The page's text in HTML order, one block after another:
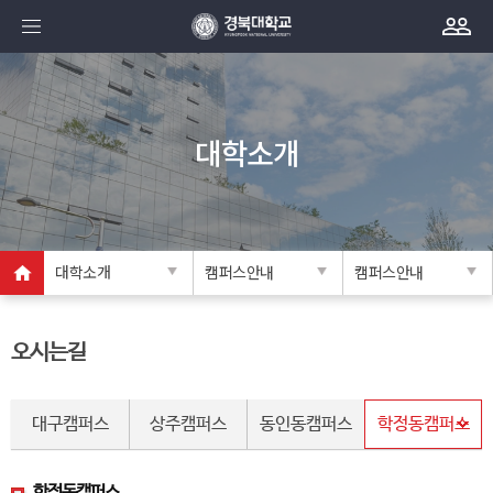
대학소개
대학소개 캠퍼스안내 캠퍼스안내
오시는길
대구캠퍼스 상주캠퍼스 동인동캠퍼스 학정동캠퍼스